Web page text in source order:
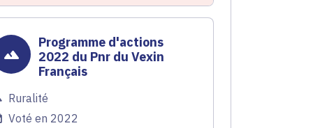
Programme d'actions
2022 du Pnr du Vexin
Français
Ruralité
Voté en 2022